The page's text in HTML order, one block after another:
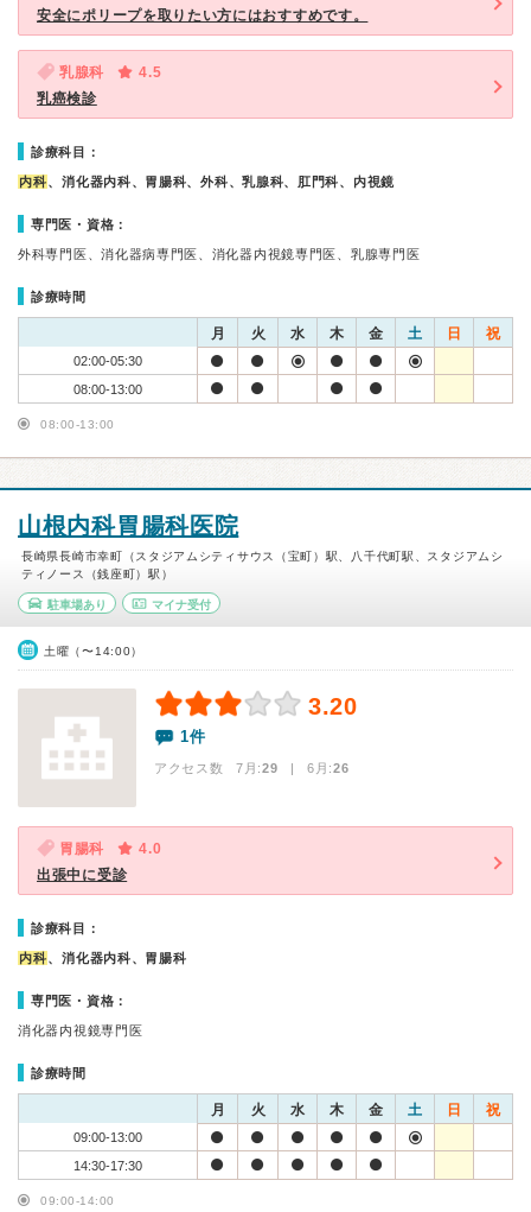
安全にポリープを取りたい方にはおすすめです。
乳腺科
4.5
乳癌検診
診療科目：
内科、消化器内科、胃腸科、外科、乳腺科、肛門科、内視鏡
専門医・資格：
外科専門医、消化器病専門医、消化器内視鏡専門医、乳腺専門医
診療時間
月 火 水 木 金 土 日 祝
02:00-05:30
08:00-13:00
08:00-13:00
山根内科胃腸科医院
長崎県長崎市幸町（スタジアムシティサウス（宝町）駅、八千代町駅、スタジアムシ
ティノース（銭座町）駅）
駐車場あり マイナ受付
土曜（〜14:00）
3.20
1件
アクセス数 7月:29 | 6月:26
胃腸科
4.0
出張中に受診
診療科目：
内科、消化器内科、胃腸科
専門医・資格：
消化器内視鏡専門医
診療時間
月 火 水 木 金 土 日 祝
09:00-13:00
14:30-17:30
09:00-14:00